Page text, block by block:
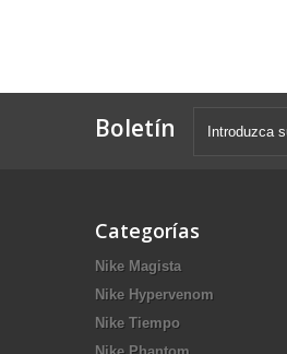
Boletín
Categorías
Nike Magista
Nike Hypervenom
Nike Tiempo